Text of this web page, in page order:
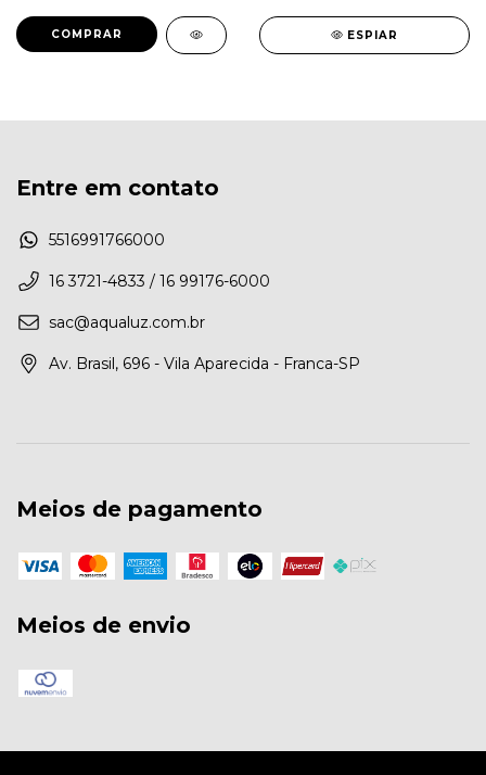
ESPIAR
Entre em contato
5516991766000
16 3721-4833 / 16 99176-6000
sac@aqualuz.com.br
Av. Brasil, 696 - Vila Aparecida - Franca-SP
Meios de pagamento
Meios de envio